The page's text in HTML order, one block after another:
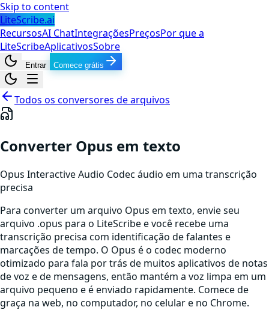
Skip to content
LiteScribe.ai
RecursosAI ChatIntegraçõesPreçosPor que a
LiteScribeAplicativosSobre
Entrar Comece grátis
Todos os conversores de arquivos
Converter Opus em texto
Opus Interactive Audio Codec áudio em uma transcrição
precisa
Para converter um arquivo Opus em texto, envie seu
arquivo .opus para o LiteScribe e você recebe uma
transcrição precisa com identificação de falantes e
marcações de tempo. O Opus é o codec moderno
otimizado para fala por trás de muitos aplicativos de notas
de voz e de mensagens, então mantém a voz limpa em um
arquivo pequeno e é enviado rapidamente. Comece de
graça na web, no computador, no celular e no Chrome.